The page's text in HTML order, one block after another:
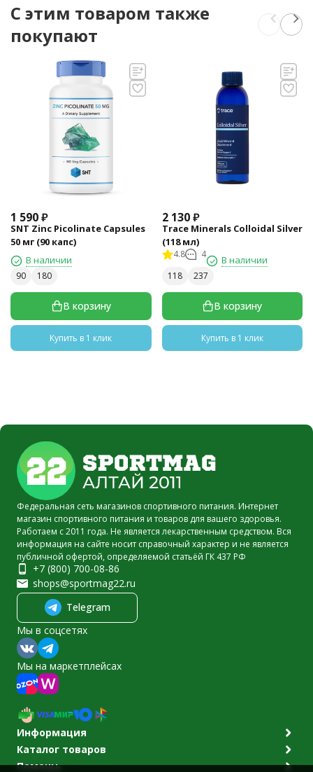
C этим товаром также
покупают
1 590₽
SNT Zinc Picolinate Capsules
50 мг (90 капс)
В наличии
90 180
В корзину
Купить в 1 клик
2 130 ₽
Trace Minerals Colloidal Silver
(118 мл)
4.8 4 В наличии
118 237
В корзину
Купить в 1 клик
Федеральная сеть магазинов спортивного питания. Интернет
магазин спортивного питания и товаров для вашего здоровья.
Работаем с 2011 года. Не является лекарственным средством. Вся
информация на сайте носит справочный характер и не является
публичной офертой, определяемой статьёй ГК 437 РФ
+7 (800) 700-08-86
shops@sportmag22.ru
Telegram
Мы в соцсетях
Мы на маркетплейсах
Информация
Каталог товаров
Помощь